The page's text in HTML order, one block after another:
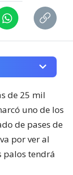
de 25 mil
uno de los
de pases de
por ver al
palos tendrá